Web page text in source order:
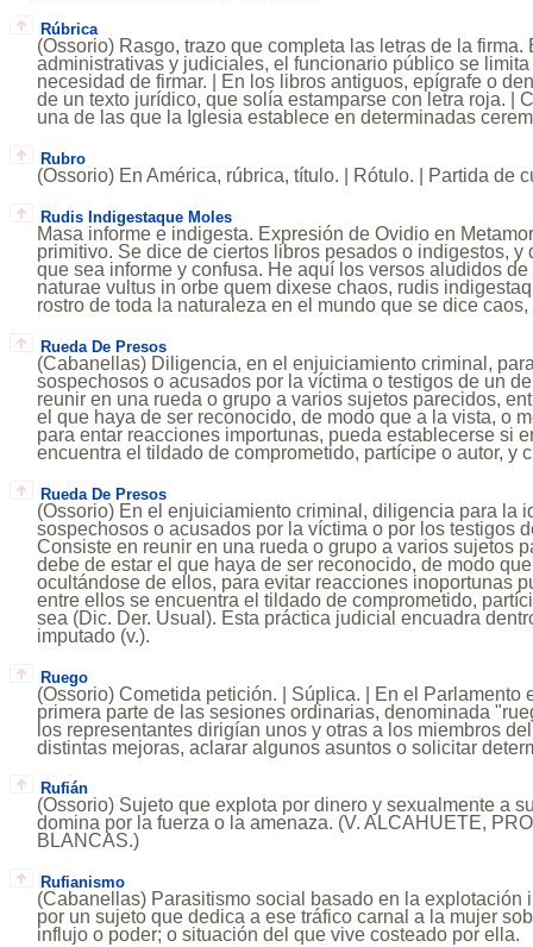
Rúbrica
(Ossorio) Rasgo, trazo que completa las letras de la
administrativas y judiciales, el funcionario público se
necesidad de firmar. | En los libros antiguos, epígrafe o
de un texto jurídico, que solía estamparse con letra roja. |
una de las que la Iglesia establece en determinadas
Rubro
(Ossorio) En América, rúbrica, título. | Rótulo. | Partida de
Rudis Indigestaque Moles
Masa informe e indigesta. Expresión de Ovidio en
primitivo. Se dice de ciertos libros pesados o indigestos, y
que sea informe y confusa. He aquí los versos aludidos
naturae vultus in orbe quem dixese chaos, rudis
rostro de toda la naturaleza en el mundo que se dice
Rueda De Presos
(Cabanellas) Diligencia, en el enjuiciamiento criminal,
sospechosos o acusados por la víctima o testigos de un
reunir en una rueda o grupo a varios sujetos parecidos,
el que haya de ser reconocido, de modo que a la vista, o
para entar reacciones importunas, pueda establecerse si
encuentra el tildado de comprometido, partícipe o autor, y
Rueda De Presos
(Ossorio) En el enjuiciamiento criminal, diligencia para la
sospechosos o acusados por la víctima o por los testigos
Consiste en reunir en una rueda o grupo a varios sujetos
debe de estar el que haya de ser reconocido, de modo
ocultándose de ellos, para evitar reacciones inoportunas
entre ellos se encuentra el tildado de comprometido,
sea (Dic. Der. Usual). Esta práctica judicial encuadra
imputado (v.).
Ruego
(Ossorio) Cometida petición. | Súplica. | En el Parlamento
primera parte de las sesiones ordinarias, denominada
los representantes dirigían unos y otras a los miembros
distintas mejoras, aclarar algunos asuntos o solicitar
Rufián
(Ossorio) Sujeto que explota por dinero y sexualmente a
domina por la fuerza o la amenaza. (V. ALCAHUETE,
BLANCAS.)
Rufianismo
(Cabanellas) Parasitismo social basado en la explotación
por un sujeto que dedica a ese tráfico carnal a la mujer
influjo o poder; o situación del que vive costeado por ella.